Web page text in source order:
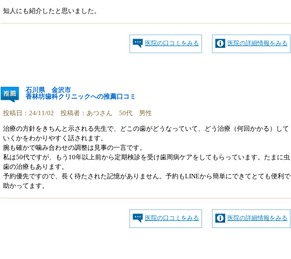
知人にも紹介したと思いました。
医院の詳細情報をみる
医院の口コミをみる
石川県 金沢市
香林坊歯科クリニックへの推薦口コミ
投稿日：24/11/02 投稿者：あつさん 50代 男性
治療の方針をきちんと示される先生で、どこの歯がどうなっていて、どう治療（何回かかる）して
いくかをわかりやすく話されます。
腕も確かで噛み合わせの調整は見事の一言です。
私は50代ですが、もう10年以上前から定期検診を受け歯周病ケアをしてもらっています。たまに虫
歯の治療もあります。
予約優先ですので、長く待たされた記憶がありません。予約もLINEから簡単にできてとても便利で
助かってます。
医院の詳細情報をみる
医院の口コミをみる